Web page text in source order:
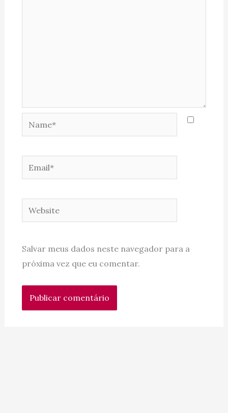
Name*
Email*
Website
Salvar meus dados neste navegador para a
próxima vez que eu comentar.